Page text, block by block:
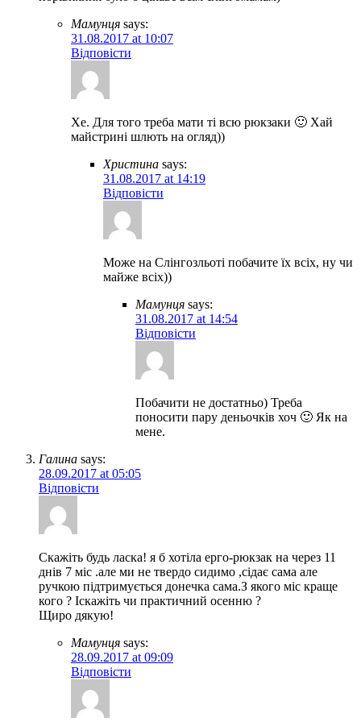
Мамунця says:
31.08.2017 at 10:07
Відповісти
Хе. Для того треба мати ті всю рюкзаки 🙂 Хай
майстрині шлють на огляд))
Христина says:
31.08.2017 at 14:19
Відповісти
Може на Слінгозльоті побачите їх всіх, ну чи
майже всіх))
Мамунця says:
31.08.2017 at 14:54
Відповісти
Побачити не достатньо) Треба
поносити пару деньочків хоч 🙂 Як на
мене.
Галина says:
28.09.2017 at 05:05
Відповісти
Скажіть будь ласка! я б хотіла ерго-рюкзак на через 11
днів 7 міс .але ми не твердо сидимо ,сідає сама але
ручкою підтримується донечка сама.З якого міс краще
кого ? Іскажіть чи практичний осенню ?
Щиро дякую!
Мамунця says:
28.09.2017 at 09:09
Відповісти